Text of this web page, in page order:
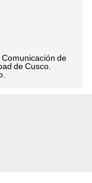
de
de Cusco.